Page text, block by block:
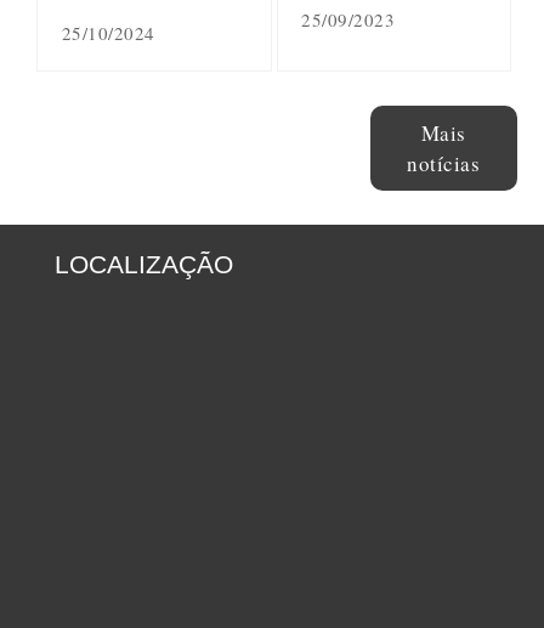
25/10/2024
25/09/2023
Mais
notícias
LOCALIZAÇÃO